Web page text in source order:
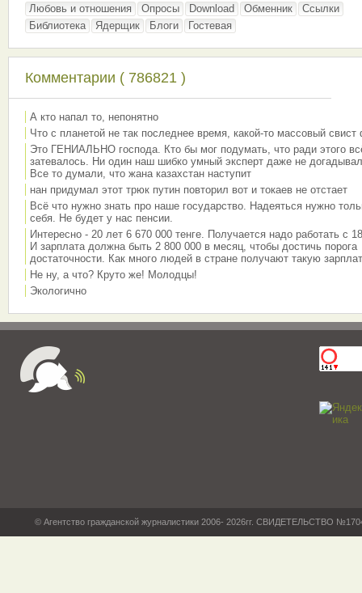
Любовь и отношения
Опросы Download Обменник
Ссылки
Библиотека
Ядерщик Блоги Гостевая
Комментарии ( 786821 )
А кто напал то, непонятно
Что с планетой не так последнее время, какой-то массовый свист
Это ГЕНИАЛЬНО господа. Кто бы мог подумать, что ради этого
затевалось. Ни один наш шибко умный эксперт даже не
Все то думали, что жана казахстан наступит
нан придумал этот трюк путин повторил вот и токаев не отстает
Всё что нужно знать про наше государство. Надеяться нужно
себя. Не будет у нас пенсии.
Интересно - 20 лет 6 670 000 тенге. Получается надо работать с
И зарплата должна быть 2 800 000 в месяц, чтобы достичь порога
достаточности. Как много людей в стране получают такую
Не ну, а что? Круто же! Молодцы!
Экологично
© Агентство гражданской журналистики 2006- 2026гг. СВИДЕТЕЛЬСТВО